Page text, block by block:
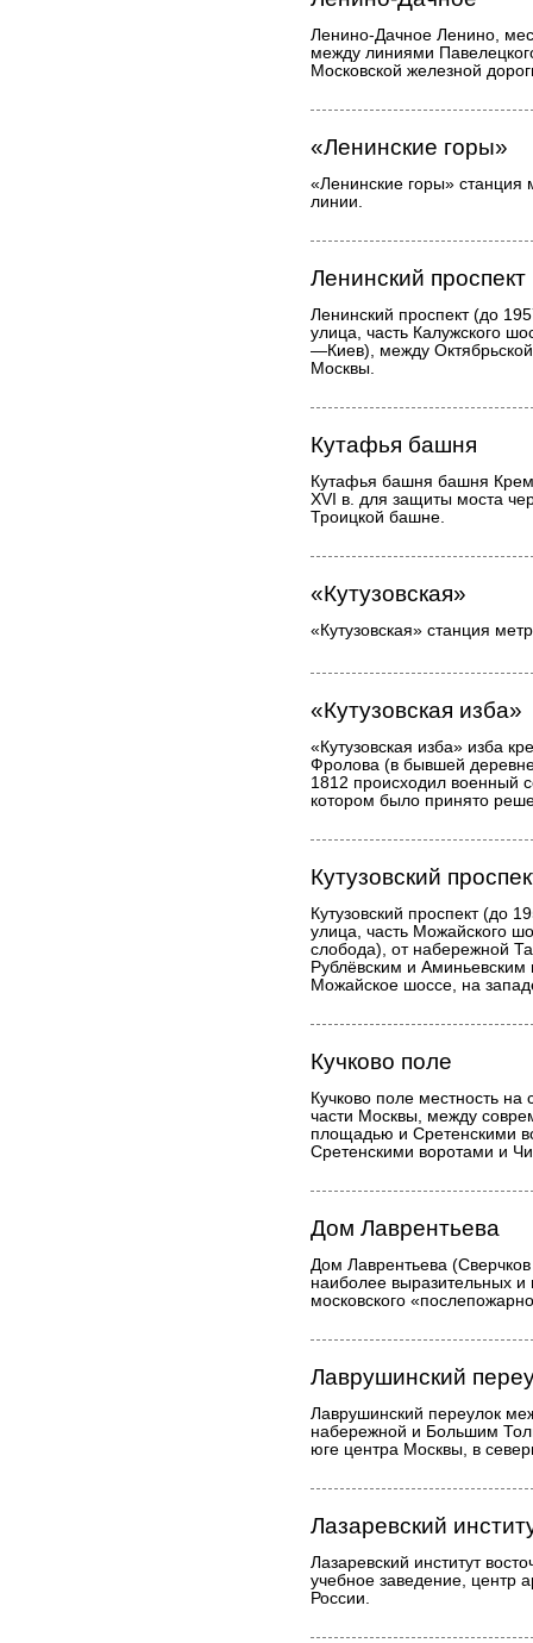
Ленино-Дачное Ленино,
между линиями
Московской железной
«Ленинские горы»
«Ленинские горы» станция
линии.
Ленинский проспект
Ленинский проспект (до
улица, часть Калужского
—Киев), между
Москвы.
Кутафья башня
Кутафья башня башня
XVI в. для защиты моста
Троицкой башне.
«Кутузовская»
«Кутузовская» станция
«Кутузовская изба»
«Кутузовская изба» изба
Фролова (в бывшей
1812 происходил военный
котором было принято
Кутузовский
Кутузовский проспект (до
улица, часть Можайского
слобода), от набережной
Рублёвским и
Можайское шоссе, на
Кучково поле
Кучково поле местность на
части Москвы, между
площадью и Сретенскими
Сретенскими воротами и
Дом Лаврентьева
Дом Лаврентьева
наиболее выразительных
московского
Лаврушинский
Лаврушинский переулок
набережной и Большим
юге центра Москвы, в
Лазаревский
Лазаревский институт
учебное заведение, центр
России.